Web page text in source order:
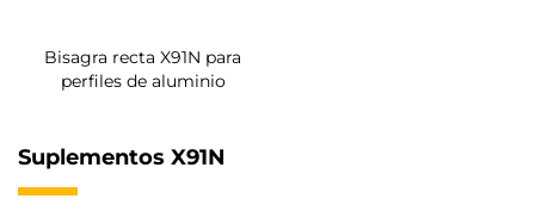
Bisagra recta X91N para
perfiles de aluminio
Suplementos X91N